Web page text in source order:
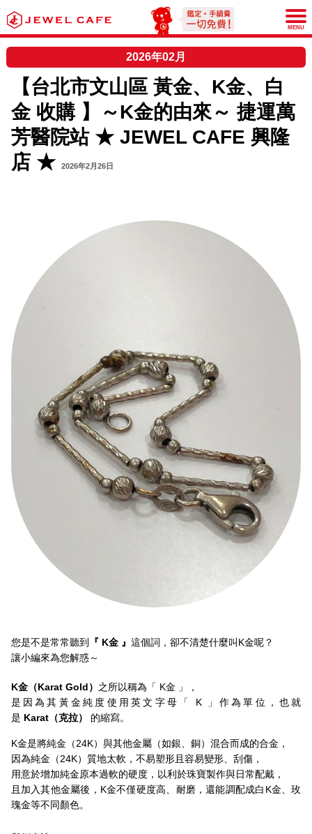
JEWEL CAFE
MENU
2026年02月
【台北市文山區 黃金、K金、白
金 收購 】～K金的由來～ 捷運萬
芳醫院站 ★ JEWEL CAFE 興隆
店 ★
2026年2月26日
您是不是常常聽到 『 K金 』 這個詞，卻不清楚什麼叫K金呢？
讓小編來為您解惑～
K金（Karat Gold） 之所以稱為「 K金 」，
是因為其黃金純度使用英文字母「 K 」作為單位，也就
是 Karat（克拉） 的縮寫。
K金是將純金（24K）與其他金屬（如銀、銅）混合而成的合金，
因為純金（24K）質地太軟，不易塑形且容易變形、刮傷，
用意於增加純金原本過軟的硬度，以利於珠寶製作與日常配戴，
且加入其他金屬後，K金不僅硬度高、耐磨，還能調配成白K金、玫
瑰金等不同顏色。